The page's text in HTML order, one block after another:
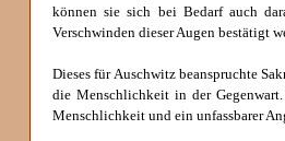
können sie sich bei Bedarf auch
Verschwinden dieser Augen bestätigt
Dieses für Auschwitz beanspruchte
die Menschlichkeit in der
Menschlichkeit und ein unfassbarer